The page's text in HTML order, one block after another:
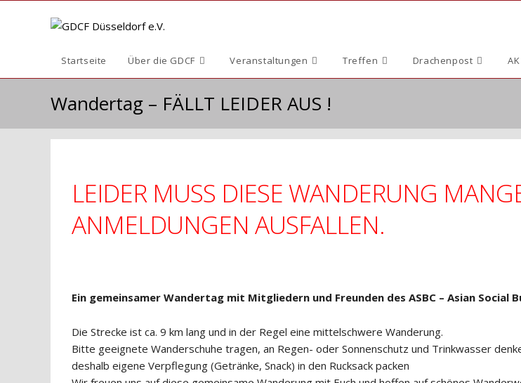
Startseite Über die GDCF Veranstaltungen Treffen Drachenpost
Wandertag – FÄLLT LEIDER AUS !
LEIDER MUSS DIESE WANDERUNG
ANMELDUNGEN AUSFALLEN.
Ein gemeinsamer Wandertag mit Mitgliedern und Freunden des ASBC – Asian Social
Die Strecke ist ca. 9 km lang und in der Regel eine mittelschwere Wanderung.
Bitte geeignete Wanderschuhe tragen, an Regen- oder Sonnenschutz und Trinkwasser
deshalb eigene Verpflegung (Getränke, Snack) in den Rucksack packen